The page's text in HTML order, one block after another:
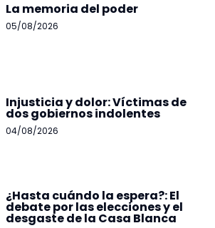
La memoria del poder
05/08/2026
Injusticia y dolor: Víctimas de
dos gobiernos indolentes
04/08/2026
¿Hasta cuándo la espera?: El
debate por las elecciones y el
desgaste de la Casa Blanca